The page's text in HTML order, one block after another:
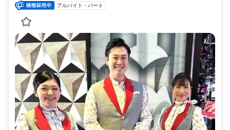
アルバイト・パート